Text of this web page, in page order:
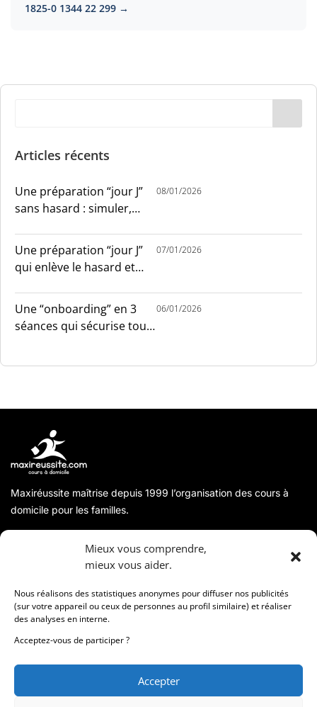
Mieux vous comprendre,
mieux vous aider.
Nous réalisons des statistiques anonymes pour diffuser nos publicités
(sur votre appareil ou ceux de personnes au profil similaire) et réaliser
des analyses en interne.
Acceptez-vous de participer ?
Accepter
1825-0 1344 22 299 →
Articles récents
Une préparation “jour J”
sans hasard : simuler,
08/01/2026
Une préparation “jour J”
qui enlève le hasard et
07/01/2026
Une “onboarding” en 3
séances qui sécurise tout
06/01/2026
Maxiréussite maîtrise depuis 1999 l’organisation des cours à
domicile pour les familles.
Coordonnées